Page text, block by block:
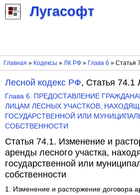
Лугасофт
Главная » Кодексы » ЛК РФ» Глава 6 » Статья
Лесной кодекс РФ, Статья
Глава 6. ПРЕДОСТАВЛЕНИЕ
ЛИЦАМ ЛЕСНЫХ УЧАСТКОВ,
ГОСУДАРСТВЕННОЙ ИЛИ
СОБСТВЕННОСТИ
Статья 74.1. Изменение и
аренды лесного участка,
государственной или
собственности
1. Изменение и расторжение договора